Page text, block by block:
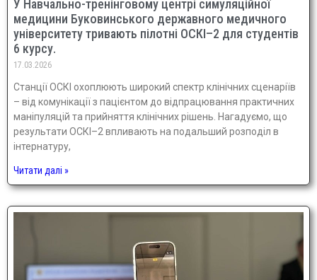
У Навчально-тренінговому центрі симуляційної
медицини Буковинського державного медичного
університету тривають пілотні ОСКІ–2 для студентів
6 курсу.
17.03.2026
Станції ОСКІ охоплюють широкий спектр клінічних сценаріїв
– від комунікації з пацієнтом до відпрацювання практичних
маніпуляцій та прийняття клінічних рішень. Нагадуємо, що
результати ОСКІ–2 впливають на подальший розподіл в
інтернатуру,
Читати далі »